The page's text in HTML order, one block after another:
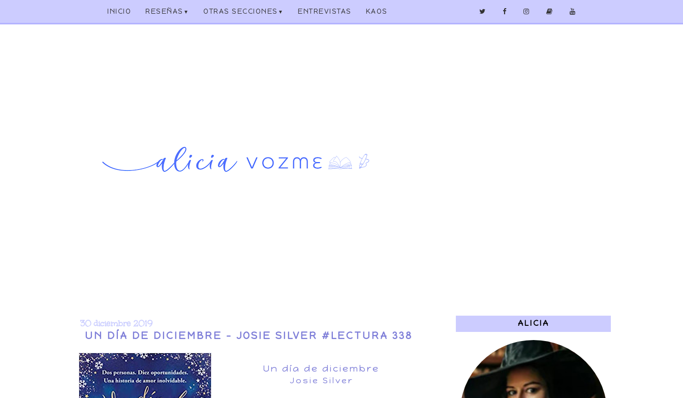
INICIO RESEÑAS ▼ OTRAS SECCIONES ▼ ENTREVISTAS KAOS
30 diciembre 2019
UN DÍA DE DICIEMBRE - JOSIE SILVER #LECTURA 338
Un día de diciembre
Josie Silver
ALICIA